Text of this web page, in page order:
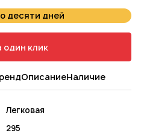
десяти дней
один клик
ОписаниеНаличие
Легковая
295